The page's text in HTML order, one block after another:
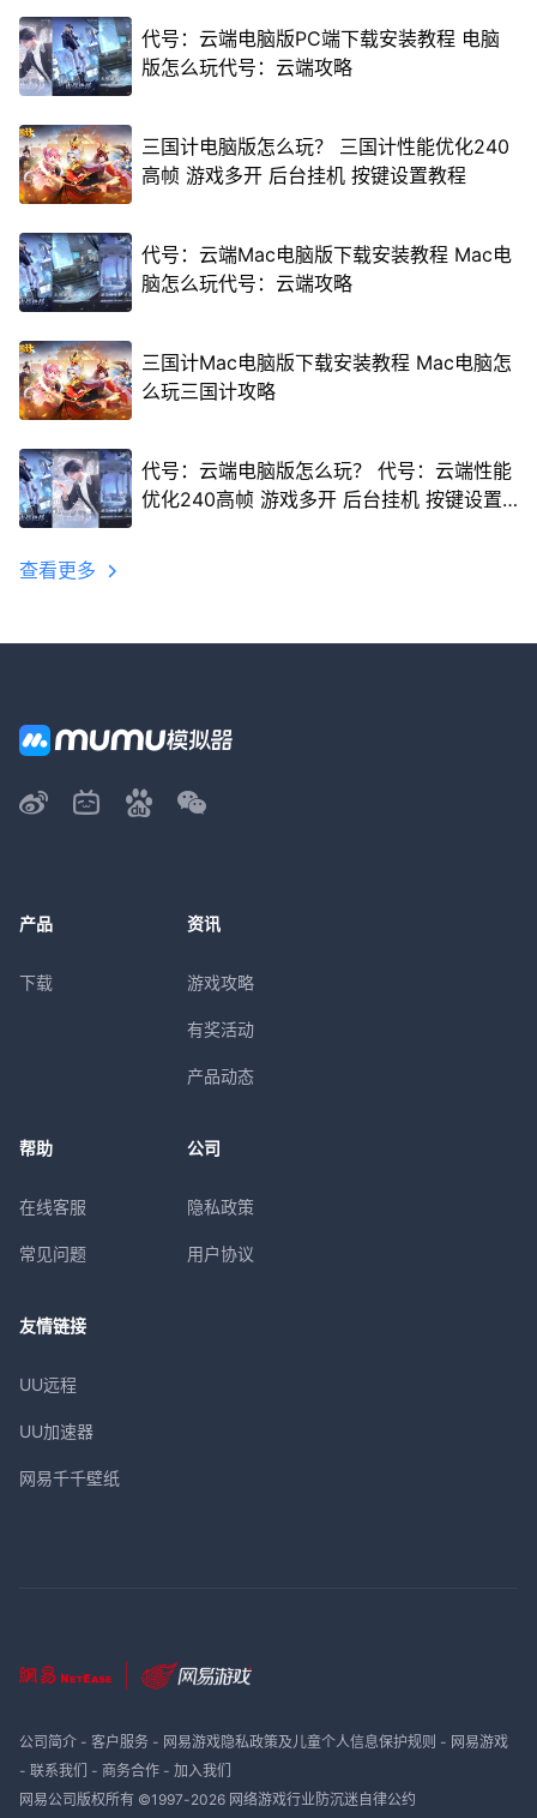
代号：云端电脑版PC端下载安装教程 电脑
版怎么玩代号：云端攻略
三国计电脑版怎么玩？ 三国计性能优化240
高帧 游戏多开 后台挂机 按键设置教程
代号：云端Mac电脑版下载安装教程 Mac电
脑怎么玩代号：云端攻略
三国计Mac电脑版下载安装教程 Mac电脑怎
么玩三国计攻略
代号：云端电脑版怎么玩？ 代号：云端性能
优化240高帧 游戏多开 后台挂机 按键设置
查看更多
产品
下载
资讯
游戏攻略
有奖活动
产品动态
帮助
在线客服
常见问题
公司
隐私政策
用户协议
友情链接
UU远程
UU加速器
网易千千壁纸
公司简介- 客户服务- 网易游戏隐私政策及儿童个人信息保护规则 - 网易游戏
- 联系我们 - 商务合作- 加入我们
网易公司版权所有 ©1997-2026 网络游戏行业防沉迷自律公约